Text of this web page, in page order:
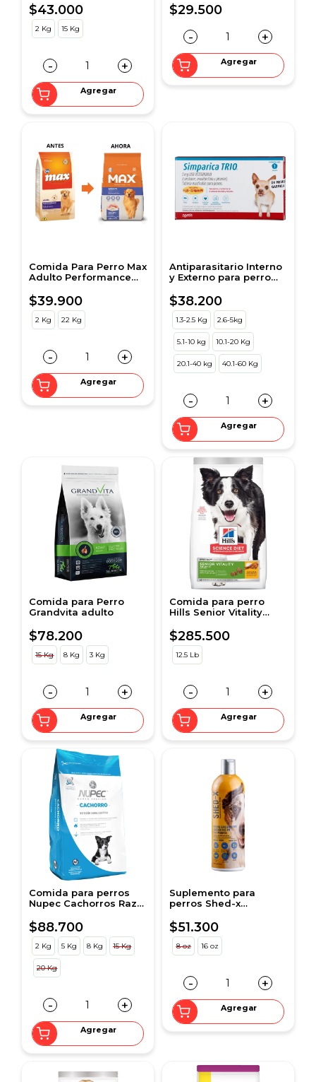
$43.000
2 Kg 15 Kg
- +
Agregar
adultos 0.385kg
$29.500
- +
Agregar
Comida Para Perro Max
Adulto Performance
$39.900
2 Kg 22 Kg
- +
Agregar
Antiparasitario Interno
y Externo para perro
2.5 Kg 1 Tableta
$38.200
1.3-2.5 Kg 2.6-5kg
5.1-10 kg 10.1-20 Kg
20.1-40 kg 40.1-60 Kg
- +
Agregar
Comida para Perro
Grandvita adulto
$78.200
15 Kg 8 Kg 3 Kg
- +
Agregar
Comida para perro
Hills Senior Vitality
$285.500
12.5 Lb
- +
Agregar
Comida para perros
Nupec Cachorros Raza
$88.700
2 Kg 5 Kg 8 Kg 15 Kg
20 Kg
- +
Agregar
Suplemento para
perros Shed-x
$51.300
8 oz 16 oz
- +
Agregar